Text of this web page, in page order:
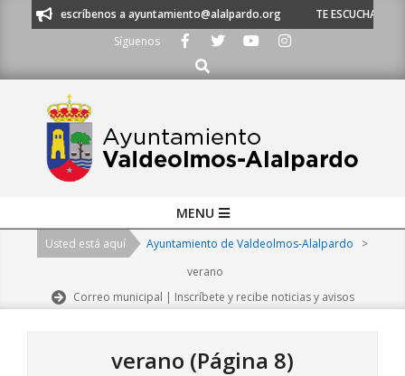
a ayuntamiento@alalpardo.org
TE ESCUCHAMOS -
Síguenos
Buscar
Navigation
MENU
Usted está aquí Ayuntamiento de Valdeolmos-Alalpardo
>
verano
Correo municipal | Inscríbete y recibe noticias y avisos
verano (Página 8)